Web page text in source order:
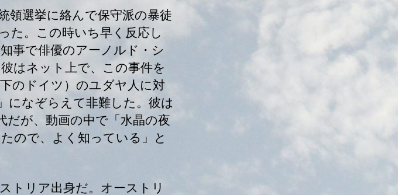
領選挙に絡んで保守派の暴徒
た。この時いち早く反応し
事で俳優のアーノルド・シ
はネット上で、この事件を
のドイツ）のユダヤ人に対
になぞらえて非難した。彼は
だが、動画の中で「水晶の夜
ので、よく知っている」と
トリア出身だ。オーストリ